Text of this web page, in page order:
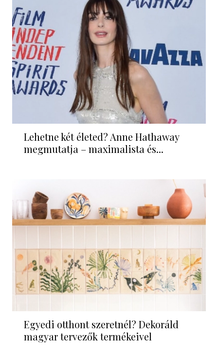
Lehetne két életed? Anne Hathaway
megmutatja – maximalista és...
Egyedi otthont szeretnél? Dekoráld
magyar tervezők termékeivel